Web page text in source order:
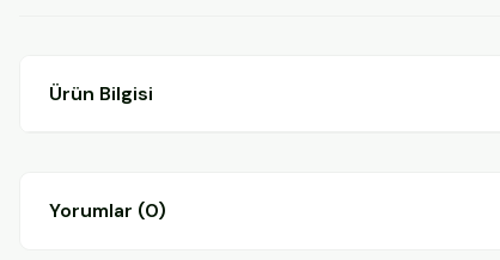
Ürün Bilgisi
Yorumlar (0)